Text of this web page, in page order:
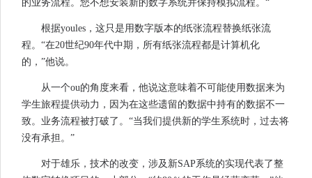
的业务流程。您不想安装新的数字系统并保持模拟流程。“
根据youles，这只是用数字版本的纸张流程替换纸张流
程。“在20世纪90年代中期，所有纸张流程都是计算机化
的，”他说。
从一个ou的角度来看，他说这意味着不可能使用数据来为
学生旅程提供动力，因为在这些遗留的数据中持有的数据不一
致。业务流程被打破了。“当我们提供新的学生系统时，过去将
没有承担。”
对于雄乐，技术的改变，涉及新SAP系统的实现代表了整